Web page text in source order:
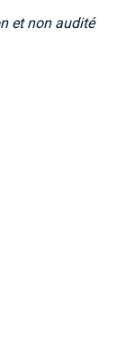
et non audité